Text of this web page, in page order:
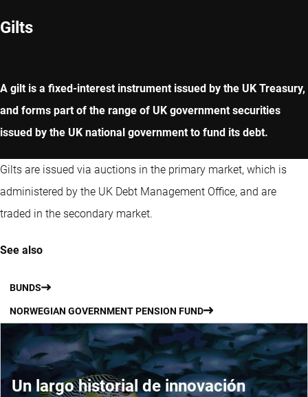
Gilts
A gilt is a fixed-interest instrument issued by the UK Treasury,
and forms part of the range of UK government securities
issued by the UK national government to fund its debt.
Gilts are issued via auctions in the primary market, which is
administered by the UK Debt Management Office, and are
traded in the secondary market.
See also
BUNDS
NORWEGIAN GOVERNMENT PENSION FUND
Un largo historial de innovación